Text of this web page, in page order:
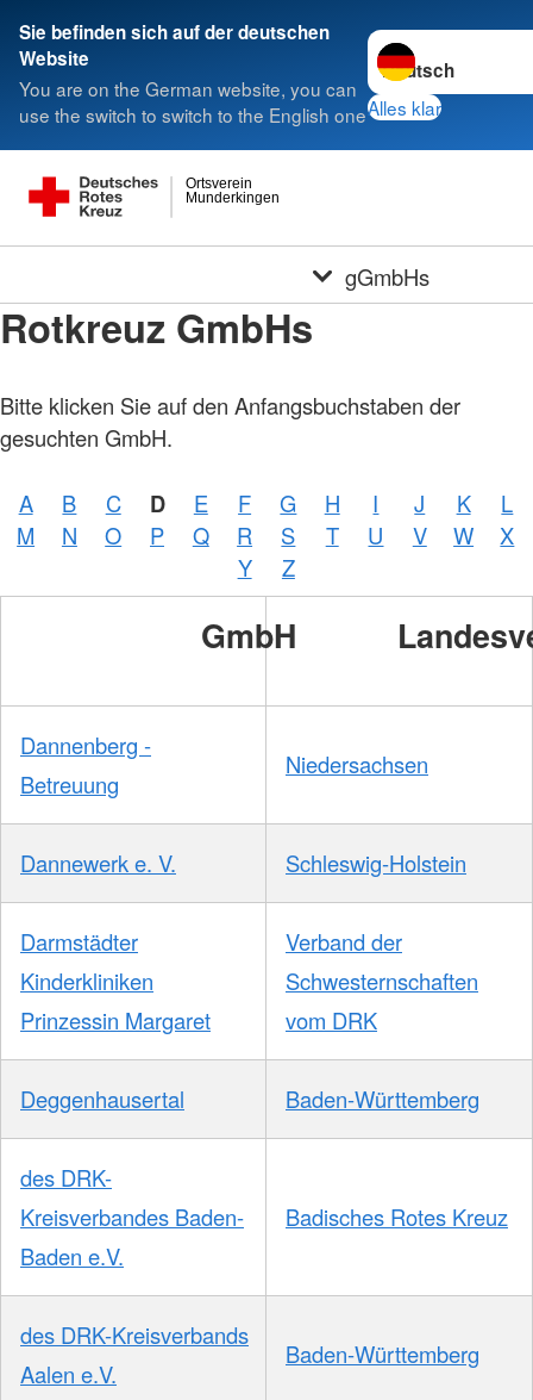
Sie befinden sich auf der deutschen
Website
You are on the German website, you can
use the switch to switch to the English one
Sprache wechseln
Alles klar
Munderkingen
Ortsverein
gGmbHs
Rotkreuz GmbHs
Bitte klicken Sie auf den Anfangsbuchstaben der
gesuchten GmbH.
A B C D E F G H I J K
L
M
N O P Q R S T U V W
X
Y
Z
GmbH
Dannenberg -
Betreuung
Niedersachsen
Dannewerk e. V. Schleswig-Holstein
Darmstädter
Kinderkliniken
Prinzessin Margaret
Verband der
Schwesternschaften
vom DRK
Deggenhausertal Baden-Württemberg
des DRK-
Kreisverbandes Baden-
Baden e.V.
Badisches Rotes Kreuz
des DRK-Kreisverbands
Aalen e.V.
Baden-Württemberg